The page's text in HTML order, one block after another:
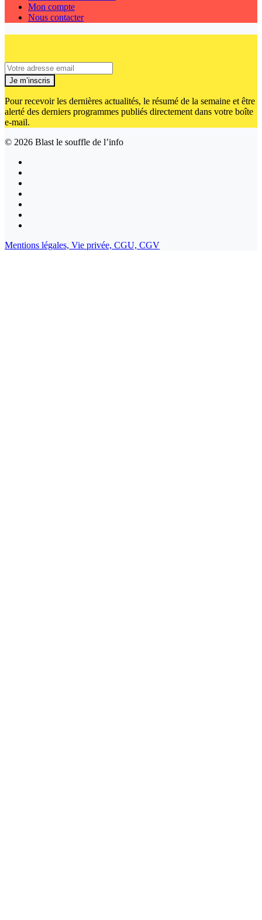
Mon compte
Nous contacter
Je m’inscris
Pour recevoir les dernières actualités, le résumé de la semaine et être
alerté des derniers programmes publiés directement dans votre boîte
e-mail.
© 2026 Blast le souffle de l’info
Mentions légales, Vie privée, CGU, CGV